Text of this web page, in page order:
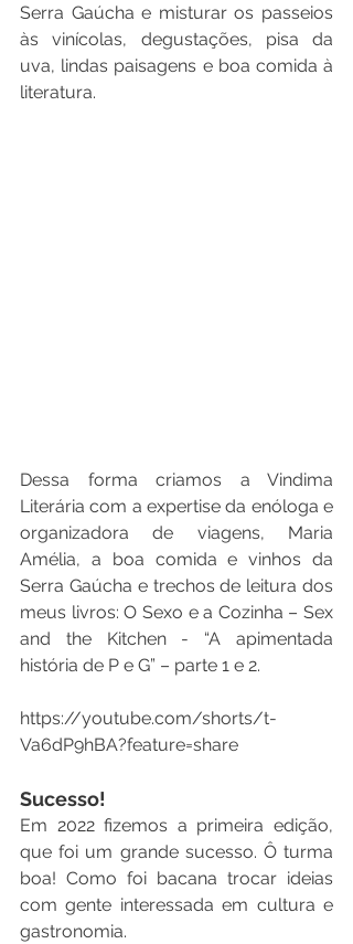
Serra Gaúcha e misturar os passeios
às vinícolas, degustações, pisa da
uva, lindas paisagens e boa comida à
literatura.
Dessa forma criamos a Vindima
Literária com a expertise da enóloga e
organizadora de viagens, Maria
Amélia, a boa comida e vinhos da
Serra Gaúcha e trechos de leitura dos
meus livros: O Sexo e a Cozinha – Sex
and the Kitchen - “A apimentada
história de P e G” – parte 1 e 2.
https://youtube.com/shorts/t-
Sucesso!
Em 2022 fizemos a primeira edição,
que foi um grande sucesso. Ô turma
boa! Como foi bacana trocar ideias
com gente interessada em cultura e
gastronomia.